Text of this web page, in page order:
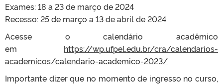
Exames: 18 a 23 de março de 2024
Recesso: 25 de março a 13 de abril de 2024
Acesse o calendário acadêmico
em https://wp.ufpel.edu.br/cra/calendarios-
academicos/calendario-academico-2023/
Importante dizer que no momento de ingresso no curso,